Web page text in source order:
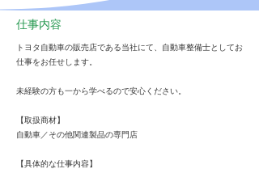
仕事内容
トヨタ自動車の販売店である当社にて、自動車整備士としてお
仕事をお任せします。
未経験の方も一から学べるので安心ください。
【取扱商材】
自動車／その他関連製品の専門店
【具体的な仕事内容】